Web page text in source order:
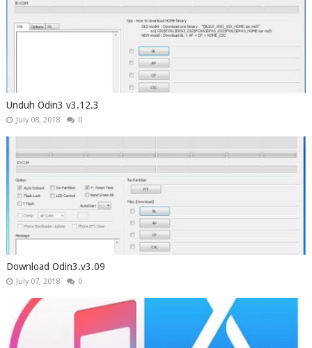
Unduh Odin3 v3.12.3
July 08, 2018 0
Download Odin3.v3.09
July 07, 2018 0